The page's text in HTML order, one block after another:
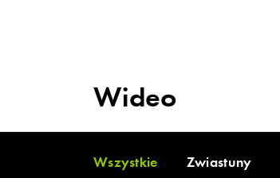
Wideo
Wszystkie Zwiastuny